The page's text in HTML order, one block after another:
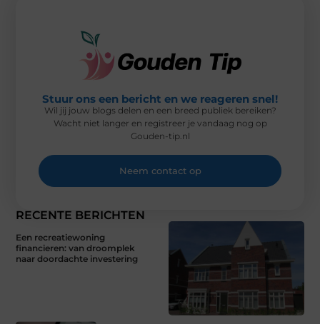
RECENTE BERICHTEN
Een recreatiewoning
financieren: van droomplek
naar doordachte investering
Stuur ons een bericht en we reageren snel!
Wil jij jouw blogs delen en een breed publiek bereiken?
Wacht niet langer en registreer je vandaag nog op
Gouden-tip.nl
Neem contact op